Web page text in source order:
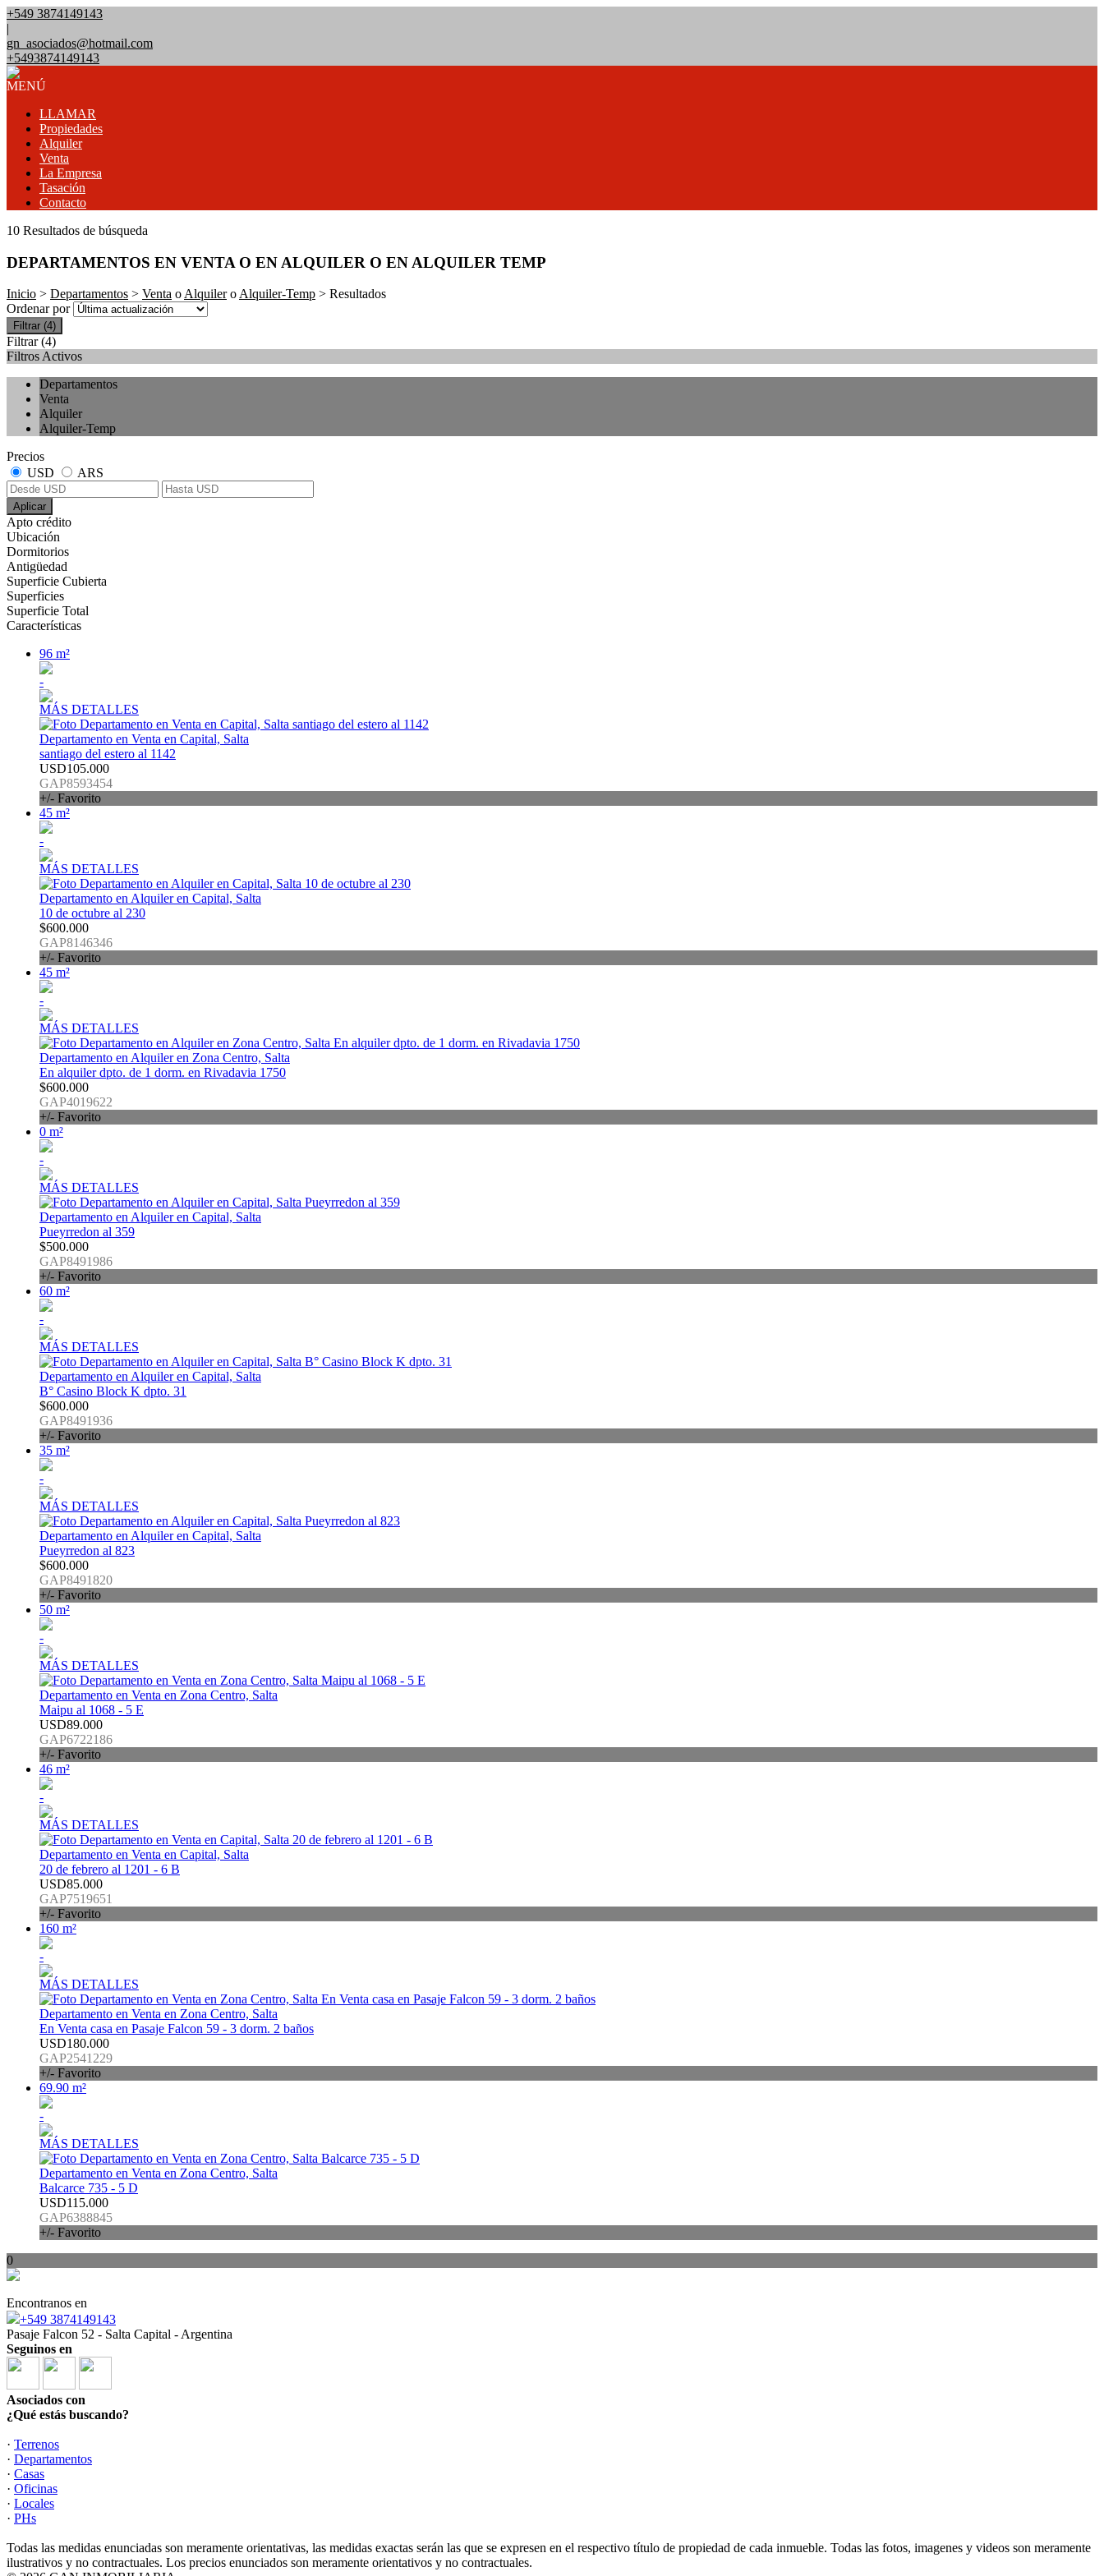
+549 3874149143
|
gn_asociados@hotmail.com
+5493874149143
MENÚ
LLAMAR
Propiedades
Alquiler
Venta
La Empresa
Tasación
Contacto
10 Resultados de búsqueda
DEPARTAMENTOS EN VENTA O EN ALQUILER O EN ALQUILER TEMP
Inicio > Departamentos > Venta oAlquileroAlquiler-Temp > Resultados
Ordenar por
Filtrar (4)
Filtrar (4)
Filtros Activos
Departamentos
Venta
Alquiler
Alquiler-Temp
Precios
USD
ARS
Aplicar
Apto crédito
Ubicación
Dormitorios
Antigüedad
Superficie Cubierta
Superficies
Superficie Total
Características
96 m²
-
MÁS DETALLES
Departamento en Venta en Capital, Salta
santiago del estero al 1142
USD105.000
GAP8593454
+/- Favorito
45 m²
-
MÁS DETALLES
Departamento en Alquiler en Capital, Salta
10 de octubre al 230
$600.000
GAP8146346
+/- Favorito
45 m²
-
MÁS DETALLES
Departamento en Alquiler en Zona Centro, Salta
En alquiler dpto. de 1 dorm. en Rivadavia 1750
$600.000
GAP4019622
+/- Favorito
0 m²
-
MÁS DETALLES
Departamento en Alquiler en Capital, Salta
Pueyrredon al 359
$500.000
GAP8491986
+/- Favorito
60 m²
-
MÁS DETALLES
Departamento en Alquiler en Capital, Salta
B° Casino Block K dpto. 31
$600.000
GAP8491936
+/- Favorito
35 m²
-
MÁS DETALLES
Departamento en Alquiler en Capital, Salta
Pueyrredon al 823
$600.000
GAP8491820
+/- Favorito
50 m²
-
MÁS DETALLES
Departamento en Venta en Zona Centro, Salta
Maipu al 1068 - 5 E
USD89.000
GAP6722186
+/- Favorito
46 m²
-
MÁS DETALLES
Departamento en Venta en Capital, Salta
20 de febrero al 1201 - 6 B
USD85.000
GAP7519651
+/- Favorito
160 m²
-
MÁS DETALLES
Departamento en Venta en Zona Centro, Salta
En Venta casa en Pasaje Falcon 59 - 3 dorm. 2 baños
USD180.000
GAP2541229
+/- Favorito
69.90 m²
-
MÁS DETALLES
Departamento en Venta en Zona Centro, Salta
Balcarce 735 - 5 D
USD115.000
GAP6388845
+/- Favorito
0
Encontranos en
+549 3874149143
Pasaje Falcon 52 - Salta Capital - Argentina
Seguinos en
Asociados con
¿Qué estás buscando?
· Terrenos
· Departamentos
· Casas
· Oficinas
· Locales
· PHs
Todas las medidas enunciadas son meramente orientativas, las medidas exactas serán las que se expresen en el respectivo título de propiedad de cada inmueble. Todas las fotos, imagenes y videos son meramente
ilustrativos y no contractuales. Los precios enunciados son meramente orientativos y no contractuales.